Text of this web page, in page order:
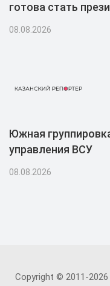
готова стать
даст России
08.08.2026
Южная
управления ВСУ
08.08.2026
Copyright © 2011-2026